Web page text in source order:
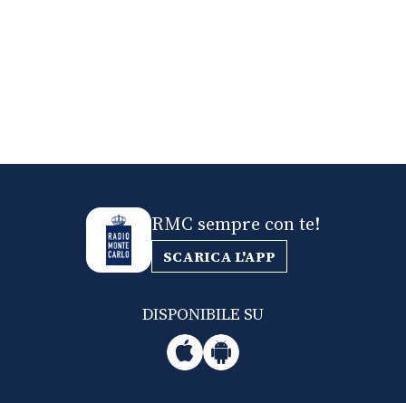
RMC sempre con te!
SCARICA L'APP
DISPONIBILE SU